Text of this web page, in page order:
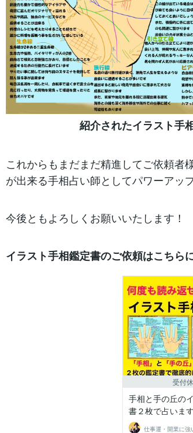
紹介されたイラスト手
これからもまだまだ精進してご依頼者
が出来る手相占い師としてパワーアッ
今後ともよろしくお願いいたします！
イラスト手相鑑定書のご依頼はこちら
受付
手相と手の丘の
書２枚で占います
仕事運・開業に強